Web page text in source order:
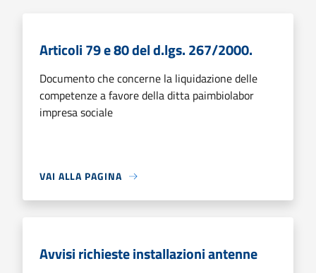
Articoli 79 e 80 del d.lgs. 267/2000.
Documento che concerne la liquidazione delle
competenze a favore della ditta paimbiolabor
impresa sociale
VAI ALLA PAGINA
Avvisi richieste installazioni antenne